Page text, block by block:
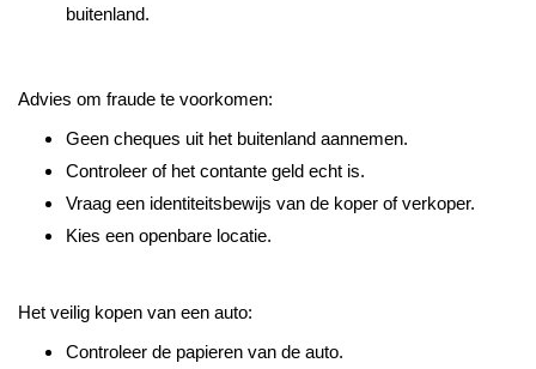
buitenland.
Advies om fraude te voorkomen:
Geen cheques uit het buitenland aannemen.
Controleer of het contante geld echt is.
Vraag een identiteitsbewijs van de koper of verkoper.
Kies een openbare locatie.
Het veilig kopen van een auto:
Controleer de papieren van de auto.